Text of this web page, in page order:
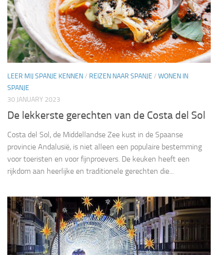
LEER MIJ SPANJE KENNEN/ REIZEN NAAR SPANJE / WONEN IN
SPANJE
30 JANUARY 2023
De lekkerste gerechten van de Costa del Sol
Costa del Sol, de Middellandse Zee kust in de Spaanse
provincie Andalusië, is niet alleen een populaire bestemming
voor toeristen en voor fijnproevers. De keuken heeft een
rijkdom aan heerlijke en traditionele gerechten die...